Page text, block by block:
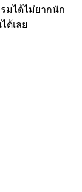
มได้ไม่ยากนัก
ด้เลย